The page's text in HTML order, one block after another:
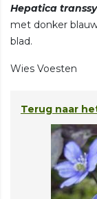
Hepatica
met donker
blad.
Wies Voesten
Terug naar